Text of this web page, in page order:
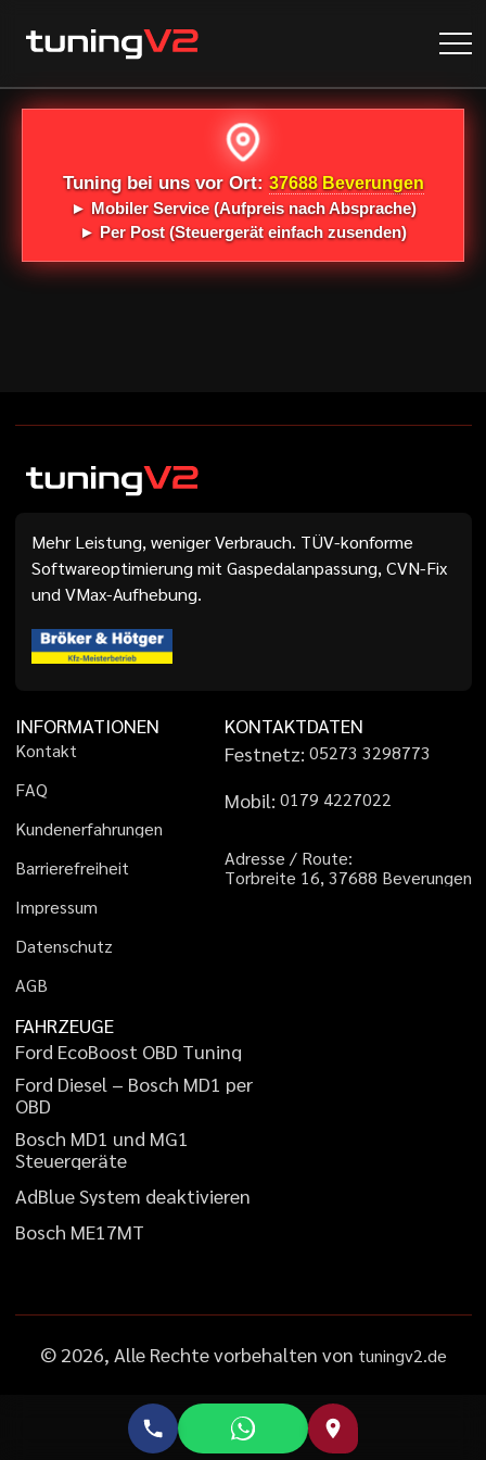
Tuning bei uns vor Ort: 37688 Beverungen
► Mobiler Service(Aufpreis nach Absprache)
►Per Post(Steuergerät einfach zusenden)
Mehr Leistung, weniger Verbrauch. TÜV-konforme
Softwareoptimierung mit Gaspedalanpassung, CVN-Fix
und VMax-Aufhebung.
INFORMATIONEN
Kontakt
FAQ
Kundenerfahrungen
Barrierefreiheit
Impressum
Datenschutz
AGB
KONTAKTDATEN
Festnetz: 05273 3298773
Mobil: 01 79 4227022
Adresse / Route:
Torbreite 16, 37688 Beverungen
FAHRZEUGE
Ford EcoBoost OBD Tuning
Ford Diesel – Bosch MD1 per
OBD
Bosch MD1 und MG1
Steuergeräte
AdBlueSystem deaktivieren
Bosch ME17MT
© 2026, Alle Rechte vorbehalten von tuningv2.de